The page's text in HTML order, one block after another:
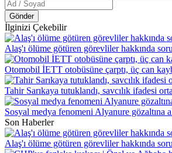
Gönder
İlginizi Çekebilir
Alaş'ı ölüme götüren görevliler hakkında
Otomobil İETT otobüsüne çarptı, üç can
Tahir Sarıkaya tutuklandı, savcılık ifadesi
Sosyal medya fenomeni Alyanure gözaltına
Son Haberler
Alaş'ı ölüme götüren görevliler hakkında